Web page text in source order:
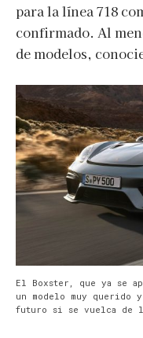
para la línea 718
confirmado. Al
de modelos,
El Boxster, que ya se
un modelo muy querido
futuro si se vuelca de